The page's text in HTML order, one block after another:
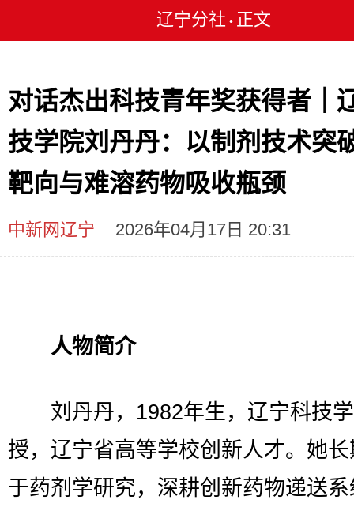
辽宁分社 • 正文
对话杰出科技青年奖获得者｜
技学院刘丹丹：以制剂技术突
靶向与难溶药物吸收瓶颈
中新网辽宁 2026年04月17日 20:31
人物简介
刘丹丹，1982年生，辽宁科技
授，辽宁省高等学校创新人才。她
于药剂学研究，深耕创新药物递送